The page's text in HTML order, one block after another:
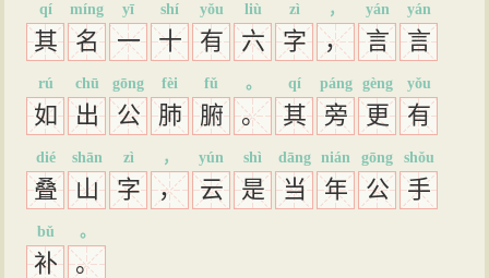
其
qí
名
míng
一
yī
十
shí
有
yǒu
六
liù
字
zì
，
，
言
yán
言
yán
如
rú
出
chū
公
gōng
肺
fèi
腑
fǔ
。
。
其
qí
旁
páng
更
gèng
有
yǒu
叠
dié
山
shān
字
zì
，
，
云
yún
是
shì
当
dāng
年
nián
公
gōng
手
shǒu
补
bǔ
。
。